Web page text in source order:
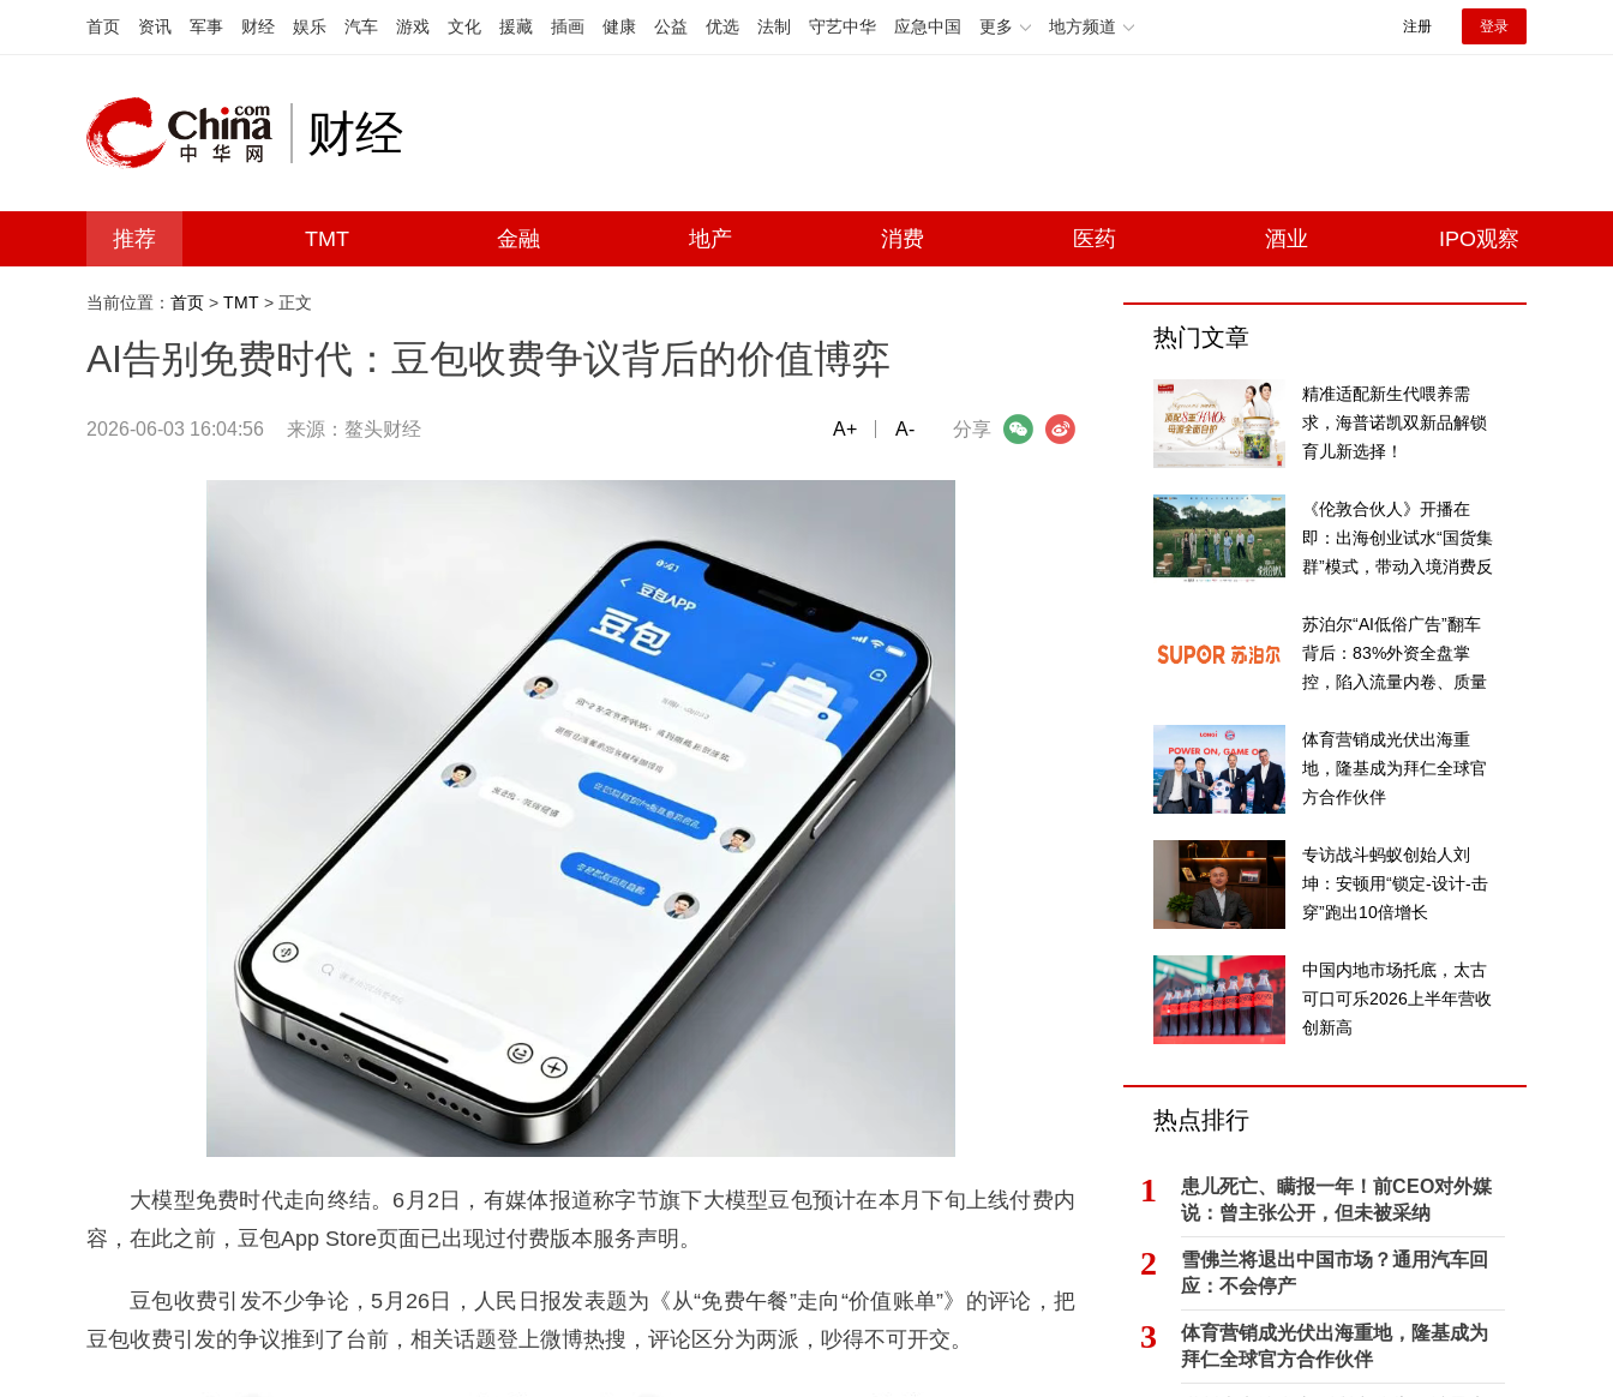
首页 资讯 军事 财经 娱乐 汽车 游戏 文化 援藏 插画 健康 公益 优选 法制 守艺中华 应急中国 更多 地方频道 注册 登录
财经
推荐 TMT 金融 地产 消费 医药 酒业 IPO观察
当前位置： 首页 > TMT > 正文
AI告别免费时代：豆包收费争议背后的价值博弈
2026-06-03 16:04:56 来源：鳌头财经 分享
微信 微博
A+ A-
大模型免费时代走向终结。6月2日，有媒体报道称字节旗下大模型豆包预计在本月下旬上线付费内
容，在此之前，豆包App Store页面已出现过付费版本服务声明。
豆包收费引发不少争论，5月26日，人民日报发表题为《从“免费午餐”走向“价值账单”》的评论，把
豆包收费引发的争议推到了台前，相关话题登上微博热搜，评论区分为两派，吵得不可开交。
热门文章
精准适配新生代喂养需
求，海普诺凯双新品解锁
育儿新选择！
《伦敦合伙人》开播在
即：出海创业试水“国货集
群”模式，带动入境消费反
苏泊尔“AI低俗广告”翻车
背后：83%外资全盘掌
控，陷入流量内卷、质量
体育营销成光伏出海重
地，隆基成为拜仁全球官
方合作伙伴
专访战斗蚂蚁创始人刘
坤：安顿用“锁定-设计-击
穿”跑出10倍增长
中国内地市场托底，太古
可口可乐2026上半年营收
创新高
热点排行
1
患儿死亡、瞒报一年！前CEO对外媒
说：曾主张公开，但未被采纳
2
雪佛兰将退出中国市场？通用汽车回
应：不会停产
3
体育营销成光伏出海重地，隆基成为
拜仁全球官方合作伙伴